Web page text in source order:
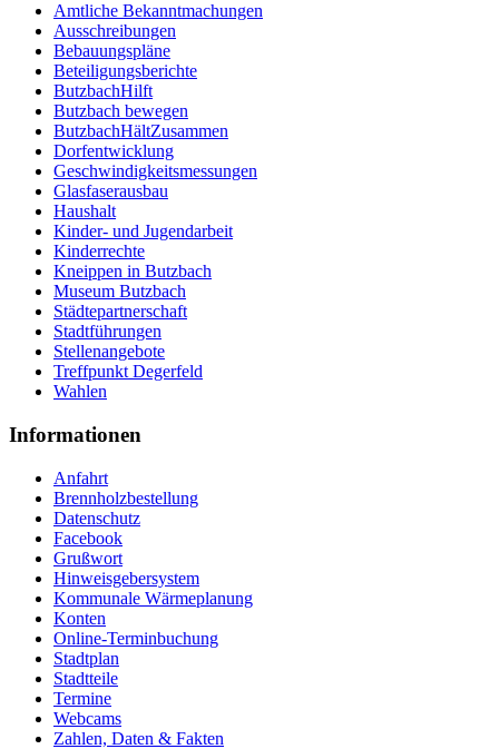
Amtliche Bekanntmachungen
Ausschreibungen
Bebauungspläne
Beteiligungsberichte
ButzbachHilft
Butzbach bewegen
ButzbachHältZusammen
Dorfentwicklung
Geschwindigkeitsmessungen
Glasfaserausbau
Haushalt
Kinder- und Jugendarbeit
Kinderrechte
Kneippen in Butzbach
Museum Butzbach
Städtepartnerschaft
Stadtführungen
Stellenangebote
Treffpunkt Degerfeld
Wahlen
Informationen
Anfahrt
Brennholzbestellung
Datenschutz
Facebook
Grußwort
Hinweisgebersystem
Kommunale Wärmeplanung
Konten
Online-Terminbuchung
Stadtplan
Stadtteile
Termine
Webcams
Zahlen, Daten & Fakten